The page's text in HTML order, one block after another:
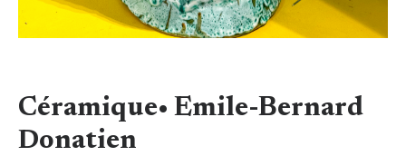
Céramique• Emile-Bernard
Donatien